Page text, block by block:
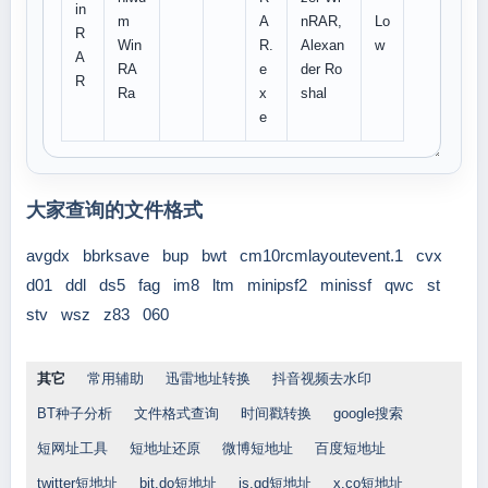
in
R
A
R
m
Win
RA
Ra
A
R.
e
x
e
nRAR,
Alexan
der Ro
shal
Lo
w
大家查询的文件格式
avgdx bbrksave bup bwt cm10rcmlayoutevent.1
cvx
d01
ddl ds5 fag im8 ltm minipsf2 minissf qwc
st
stv
wsz z83 060
其它 常用辅助 迅雷地址转换 抖音视频去水印
BT种子分析 文件格式查询 时间戳转换 google搜索
短网址工具 短地址还原 微博短地址 百度短地址
twitter短地址 bit.do短地址 is.gd短地址 x.co短地址